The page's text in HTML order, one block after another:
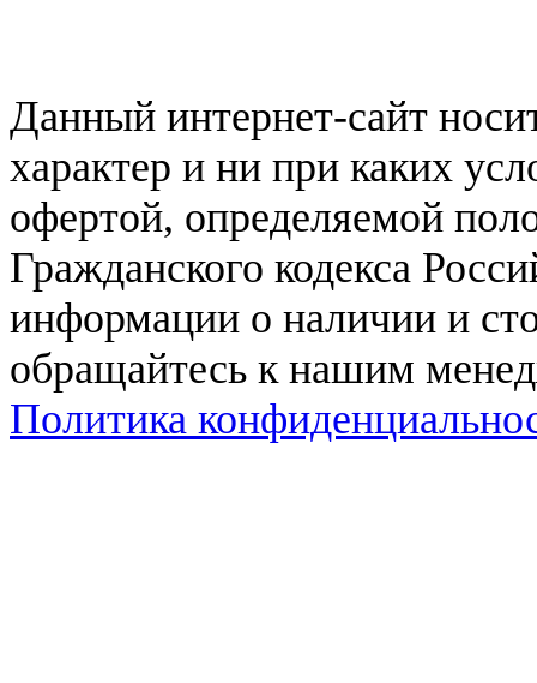
Данный интернет-сайт
характер и ни при каких
офертой, определяемой
Гражданского кодекса
информации о наличии и
обращайтесь к нашим
Политика